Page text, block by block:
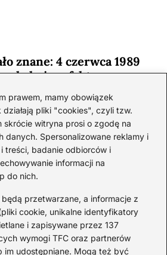
prawem, mamy obowiązek
działają pliki "cookies", czyli tzw.
witryna prosi o zgodę na
danych. Spersonalizowane reklamy i
treści, badanie odbiorców i
informacji na
do nich.
przetwarzane, a informacje z
cookie, unikalne identyfikatory
i zapisywane przez 137
wymogi TFC oraz partnerów
im udostępniane. Mogą też być
znane: 4 czerwca 1989
fakty
08-03
o 1. wojnie
— mało znane
i historie
08-02
ciekawostki o
Kolumbie
07-20
znane ciekawostki o